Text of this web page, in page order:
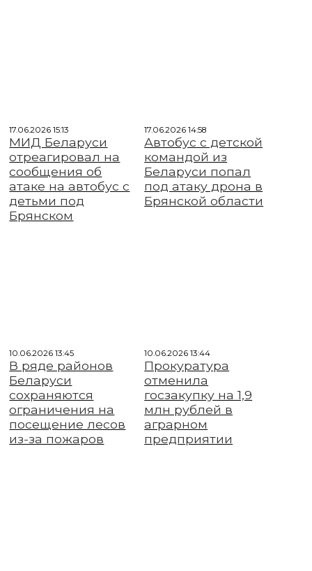
17.06.2026 15:13
МИД Беларуси
отреагировал на
сообщения об
атаке на автобус с
детьми под
Брянском
17.06.2026 14:58
Автобус с детской
командой из
Беларуси попал
под атаку дрона в
Брянской области
10.06.2026 13:45
В ряде районов
Беларуси
сохраняются
ограничения на
посещение лесов
из-за пожаров
10.06.2026 13:44
Прокуратура
отменила
госзакупку на 1,9
млн рублей в
аграрном
предприятии